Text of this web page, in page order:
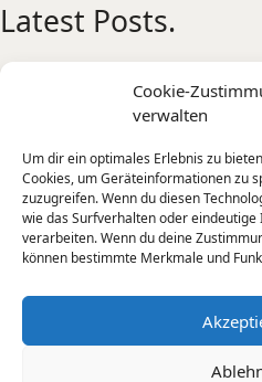
Cookie-
verwalten
Um dir ein optimales Erlebnis zu
Cookies, um Geräteinformationen zu
zuzugreifen. Wenn du diesen
wie das Surfverhalten oder eindeutige
verarbeiten. Wenn du deine
können bestimmte Merkmale und
Latest Posts.
Oldenburg
Tone Transfer
A Sonic Weekend in
Künstliche Intelligenz –
Mensch-Maschine-
Die Apparative